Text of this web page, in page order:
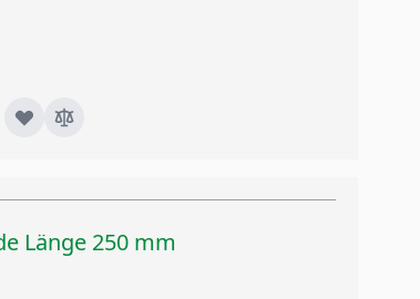
Länge 250 mm